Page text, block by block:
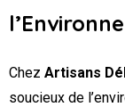
Chez Artisans
soucieux de